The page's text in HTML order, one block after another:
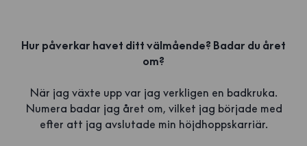
Hur påverkar havet ditt välmående? Badar du året
om?
När jag växte upp var jag verkligen en badkruka.
Numera badar jag året om, vilket jag började med
efter att jag avslutade min höjdhoppskarriär.